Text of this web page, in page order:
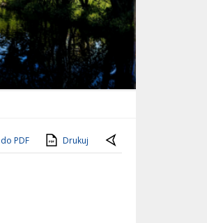
PDF Drukuj